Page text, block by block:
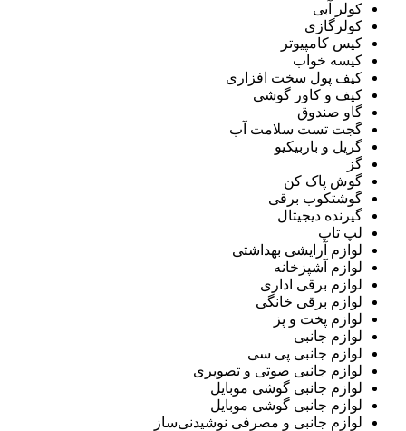
کولر آبی
کولرگازی
کیس کامپیوتر
کیسه خواب
کیف پول سخت افزاری
کیف و کاور گوشی
گاو صندوق
گجت تست سلامت آب
گریل و باربیکیو
گز
گوش پاک کن
گوشتکوب برقی
گیرنده دیجیتال
لپ تاپ
لوازم آرایشی بهداشتی
لوازم آشپزخانه
لوازم برقی اداری
لوازم برقی خانگی
لوازم پخت و پز
لوازم جانبی
لوازم جانبی پی سی
لوازم جانبی صوتی و تصویری
لوازم جانبی گوشی موبایل
لوازم جانبی گوشی موبایل
لوازم جانبی و مصرفی نوشیدنی‌ساز